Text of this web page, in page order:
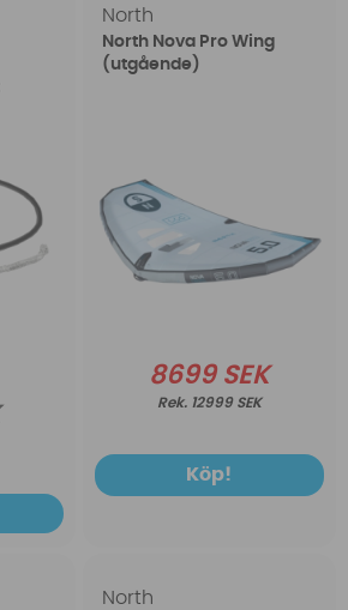
North
North Nova Pro Wing
(utgående)
8699 SEK
12999 SEK
Köp!
North